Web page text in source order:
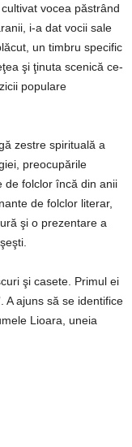
vocea păstrând
i-a dat vocii sale
un timbru specific
şi ţinuta scenică ce-
populare
zestre spirituală a
preocupările
de folclor încă din anii
de folclor literar,
şi o prezentare a
şi casete. Primul ei
A ajuns să se identifice
Lioara, uneia